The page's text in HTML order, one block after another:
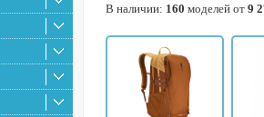
В наличии: 160 моделей от 9